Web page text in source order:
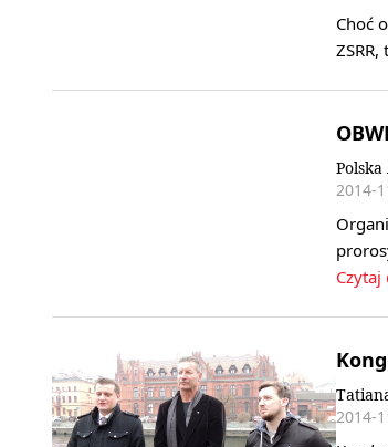
Choć
2014-
Czytaj
2014-